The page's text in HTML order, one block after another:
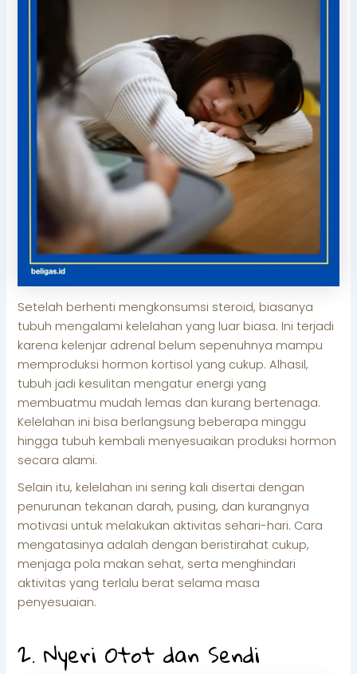
Setelah berhenti mengkonsumsi steroid, biasanya
tubuh mengalami kelelahan yang luar biasa. Ini terjadi
karena kelenjar adrenal belum sepenuhnya mampu
memproduksi hormon kortisol yang cukup. Alhasil,
tubuh jadi kesulitan mengatur energi yang
membuatmu mudah lemas dan kurang bertenaga.
Kelelahan ini bisa berlangsung beberapa minggu
hingga tubuh kembali menyesuaikan produksi hormon
secara alami.
Selain itu, kelelahan ini sering kali disertai dengan
penurunan tekanan darah, pusing, dan kurangnya
motivasi untuk melakukan aktivitas sehari-hari. Cara
mengatasinya adalah dengan beristirahat cukup,
menjaga pola makan sehat, serta menghindari
aktivitas yang terlalu berat selama masa
penyesuaian.
2. Nyeri Otot dan Sendi